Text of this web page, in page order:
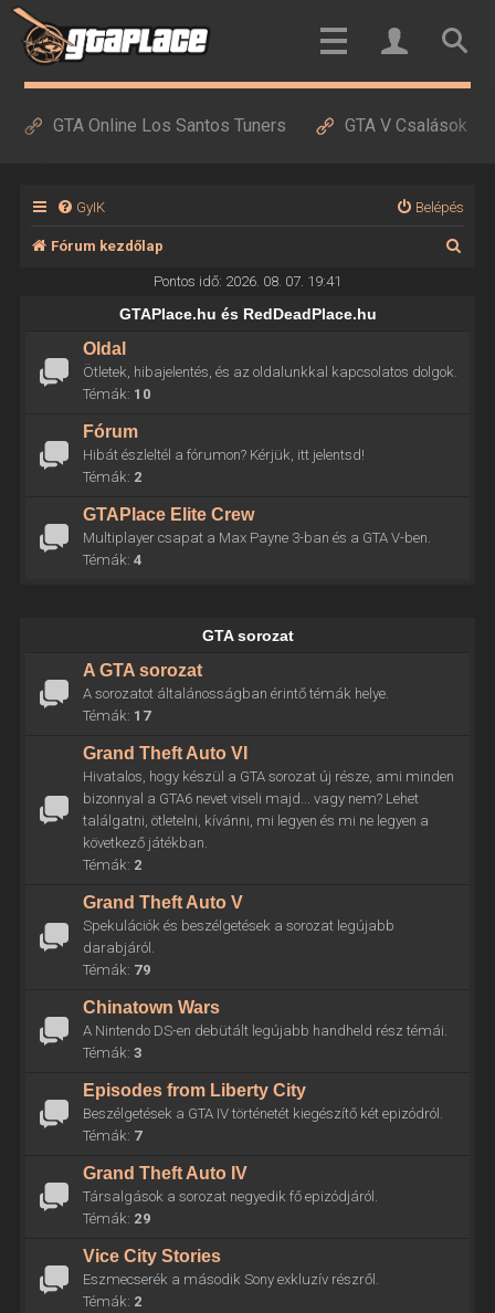
GTA Online Los Santos Tuners GTA V Csalások
GyIK Belépés
Fórum kezdőlap
Pontos idő: 2026. 08. 07. 19:41
GTAPlace.hu és RedDeadPlace.hu
Oldal
Ötletek, hibajelentés, és az oldalunkkal kapcsolatos dolgok.
Témák: 10
Fórum
Hibát észleltél a fórumon? Kérjük, itt jelentsd!
Témák: 2
GTAPlace Elite Crew
Multiplayer csapat a Max Payne 3-ban és a GTA V-ben.
Témák: 4
GTA sorozat
A GTA sorozat
A sorozatot általánosságban érintő témák helye.
Témák: 17
Grand Theft Auto VI
Hivatalos, hogy készül a GTA sorozat új része, ami minden
bizonnyal a GTA6 nevet viseli majd... vagy nem? Lehet
találgatni, ötletelni, kívánni, mi legyen és mi ne legyen a
következő játékban.
Témák: 2
Grand Theft Auto V
Spekulációk és beszélgetések a sorozat legújabb
darabjáról.
Témák: 79
Chinatown Wars
A Nintendo DS-en debütált legújabb handheld rész témái.
Témák: 3
Episodes from Liberty City
Beszélgetések a GTA IV történetét kiegészítő két epizódról.
Témák: 7
Grand Theft Auto IV
Társalgások a sorozat negyedik fő epizódjáról.
Témák: 29
Vice City Stories
Eszmecserék a második Sony exkluzív részről.
Témák: 2